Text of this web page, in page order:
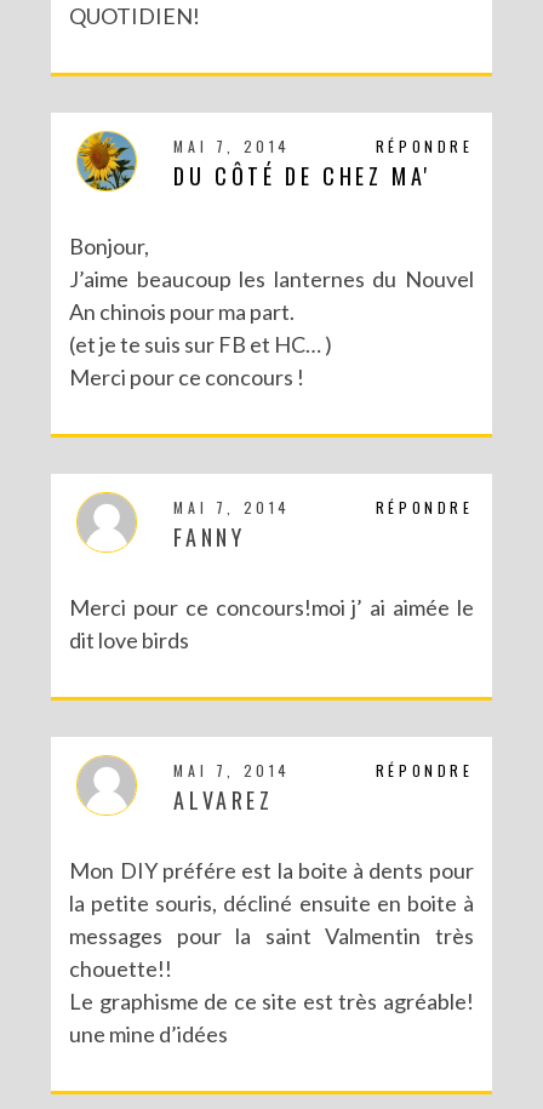
QUOTIDIEN!
RÉPONDRE
MAI 7, 2014
DU CÔTÉ DE CHEZ MA'
Bonjour,
J’aime beaucoup les lanternes du Nouvel
An chinois pour ma part.
(et je te suis sur FB et HC… )
Merci pour ce concours !
RÉPONDRE
MAI 7, 2014
FANNY
Merci pour ce concours!moi j’ ai aimée le
dit love birds
RÉPONDRE
MAI 7, 2014
ALVAREZ
Mon DIY préfére est la boite à dents pour
la petite souris, décliné ensuite en boite à
messages pour la saint Valmentin très
chouette!!
Le graphisme de ce site est très agréable!
une mine d’idées